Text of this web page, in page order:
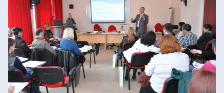
учеснику: 5500,00 динара. За групе (школе) са
више од 20 полазника: 4000,00 динара по
учеснику. Семинар реализују професорке
математике и савремених технологија Јелена
Кенић и Аница Тричковић.